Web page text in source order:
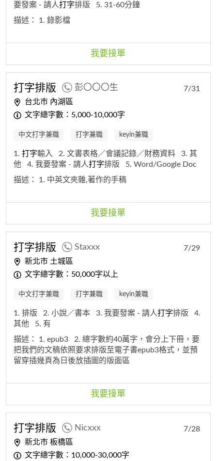
要發案 - 請人打字排版
5. 31-60分鐘
描述： 1. 錄影檔
我要接單
打字排版 彭〇〇〇生
台北市 內湖區
文字總字數：5,000-10,000字
7/31
中文打字兼職 打字兼職 keyin兼職
1.打字輸入 2. 文書表格／會議記錄／財務資料
3. 其
他
4. 我要發案 - 請人打字排版
5. Word/Google Doc
描述： 1. 中英文夾雜,著作的手稿
我要接單
打字排版 Staxxx
新北市 土城區
文字總字數：50,000字以上
7/29
中文打字兼職 打字兼職 keyin兼職
1. 排版 2. 小說／書本 3. 我要發案 - 請人打字排版
4.
其他
5. 有
描述： 1. epub3
2. 總字數約40萬字，會分上下冊，要
把我們的文稿依照要求排版至電子書epub3格式，並預
留穿插幾頁為日後放插圖的版面區
我要接單
打字排版 Nicxxx
新北市 板橋區
文字總字數：10,000-30,000字
7/28